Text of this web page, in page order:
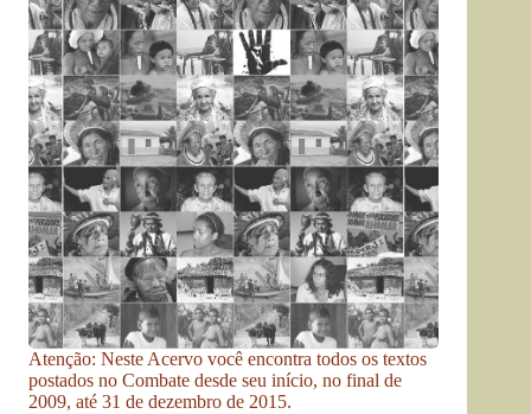
Atenção: Neste Acervo você encontra todos os textos
postados no Combate desde seu início, no final de
2009, até 31 de dezembro de 2015.